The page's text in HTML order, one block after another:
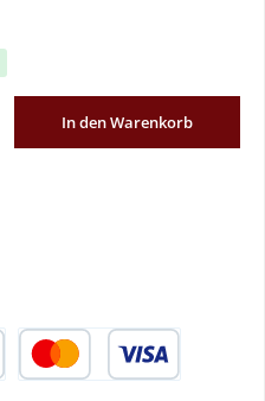
In den Warenkorb